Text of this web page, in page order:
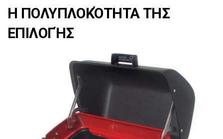
Η ΠΟΛΥΠΛΟΚΌΤΗΤΑ ΤΗΣ
ΕΠΙΛΟΓΉΣ